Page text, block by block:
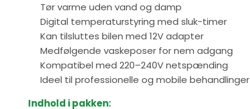
Tør varme uden vand og damp
Digital temperaturstyring med sluk-timer
Kan tilsluttes bilen med 12V adapter
Medfølgende vaskeposer for nem adgang
Kompatibel med 220–240V netspænding
Ideel til professionelle og mobile behandlinger
Indhold i pakken: